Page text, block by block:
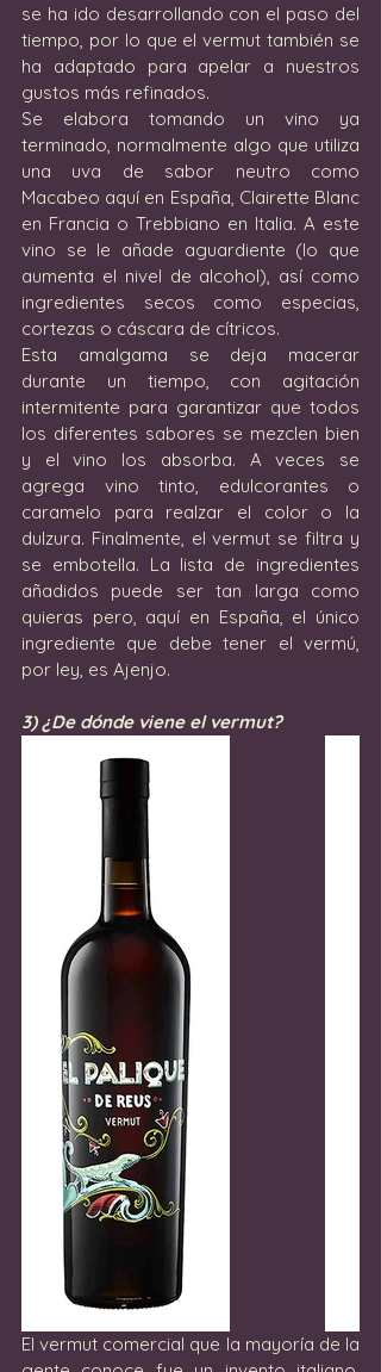
se ha ido desarrollando con el paso del
tiempo, por lo que el vermut también se
ha adaptado para apelar a nuestros
gustos más refinados.
Se elabora tomando un vino ya
terminado, normalmente algo que utiliza
una uva de sabor neutro como
Macabeo aquí en España, Clairette Blanc
en Francia o Trebbiano en Italia. A este
vino se le añade aguardiente (lo que
aumenta el nivel de alcohol), así como
ingredientes secos como especias,
cortezas o cáscara de cítricos.
Esta amalgama se deja macerar
durante un tiempo, con agitación
intermitente para garantizar que todos
los diferentes sabores se mezclen bien
y el vino los absorba. A veces se
agrega vino tinto, edulcorantes o
caramelo para realzar el color o la
dulzura. Finalmente, el vermut se filtra y
se embotella. La lista de ingredientes
añadidos puede ser tan larga como
quieras pero, aquí en España, el único
ingrediente que debe tener el vermú,
por ley, es Ajenjo.
3) ¿De dónde viene el vermut?
El vermut comercial que la mayoría de la